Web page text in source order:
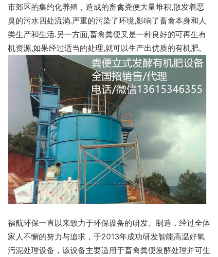
市郊区的集约化养殖，造成的畜禽粪便大量堆积,散发着恶
臭的污水四处流淌.严重的污染了环境,影响了畜禽本身和人
类生产和生活.另一方面,畜禽粪便又是一种良好的可再生有
机资源,如果经过适当的处理,就可以生产出优质的有机肥。
福航环保一直以来致力于环保设备的研发、制造，经过全体
家人不懈的努力与追求，于2013年成功研发智能高温好氧
污泥处理设备，该设备主要适用于畜禽粪便发酵处理并可生